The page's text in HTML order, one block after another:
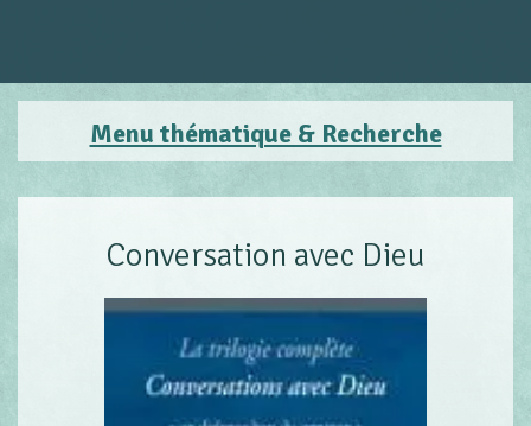
Menu thématique & Recherche
Conversation avec Dieu